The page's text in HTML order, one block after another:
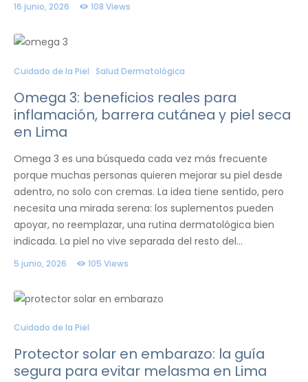
16 junio, 2026 108 Views
Cuidado de la Piel Salud Dermatológica
Omega 3: beneficios reales para
inflamación, barrera cutánea y piel seca
en Lima
Omega 3 es una búsqueda cada vez más frecuente
porque muchas personas quieren mejorar su piel desde
adentro, no solo con cremas. La idea tiene sentido, pero
necesita una mirada serena: los suplementos pueden
apoyar, no reemplazar, una rutina dermatológica bien
indicada. La piel no vive separada del resto del…
5 junio, 2026 105 Views
Cuidado de la Piel
Protector solar en embarazo: la guía
segura para evitar melasma en Lima